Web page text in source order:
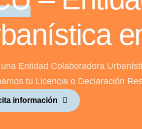
Entidad Colaboradora
tu Licencia o Declaración
información